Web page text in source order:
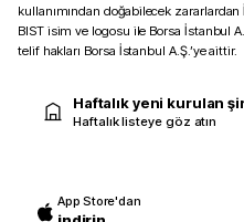
kullanımından doğabilecek
BIST isim ve logosu ile Borsa İstanbul
telif hakları Borsa İstanbul A.Ş.’ye aittir.
Haftalık yeni kurulan
Haftalık listeye göz atın
App Store'dan